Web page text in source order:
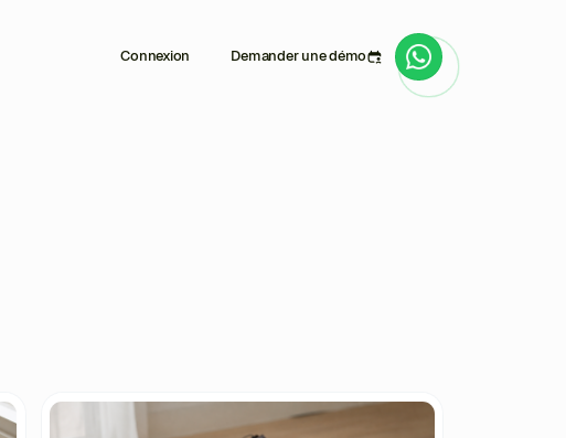
Connexion Demander une démo